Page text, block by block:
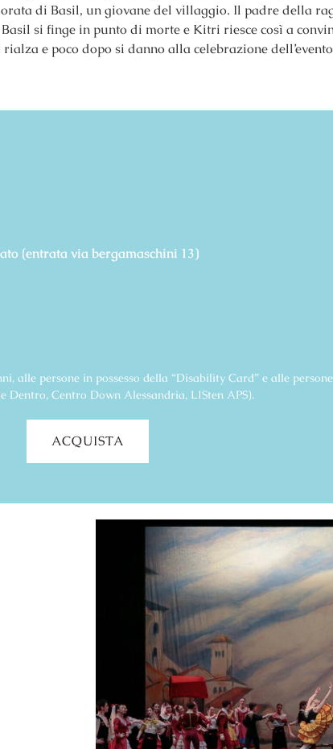
di Basil, un giovane del villaggio. Il padre della
si finge in punto di morte e Kitri riesce così a
e poco dopo si danno alla celebrazione
(entrata via bergamaschini 13)
alle persone in possesso della “Disability Card” e alle
Dentro, Centro Down Alessandria, LISten APS).
ACQUISTA